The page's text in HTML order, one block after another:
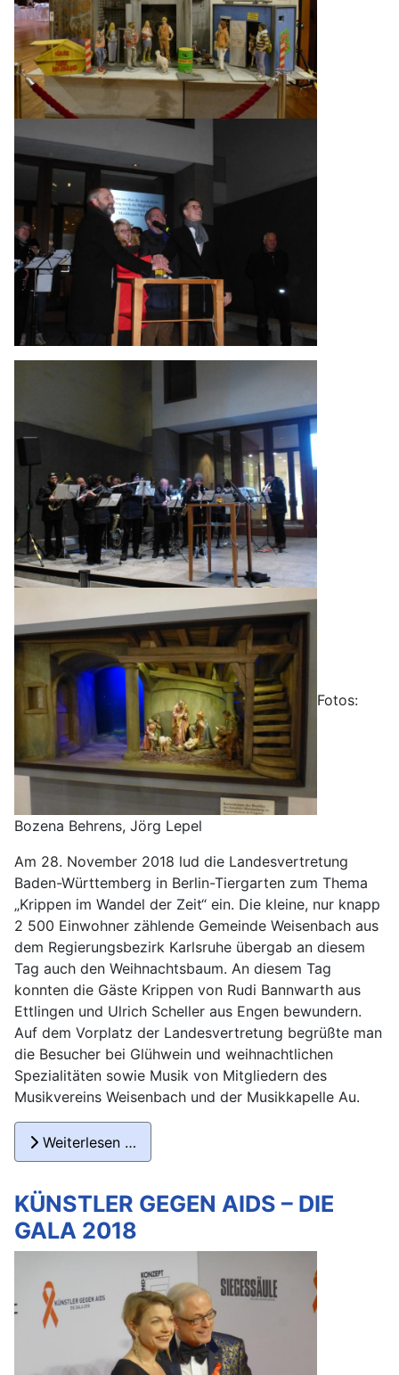
Fotos:
Bozena Behrens, Jörg Lepel
Am 28. November 2018 lud die Landesvertretung
Baden-Württemberg in Berlin-Tiergarten zum Thema
„Krippen im Wandel der Zeit“ ein. Die kleine, nur knapp
2 500 Einwohner zählende Gemeinde Weisenbach aus
dem Regierungsbezirk Karlsruhe übergab an diesem
Tag auch den Weihnachtsbaum. An diesem Tag
konnten die Gäste Krippen von Rudi Bannwarth aus
Ettlingen und Ulrich Scheller aus Engen bewundern.
Auf dem Vorplatz der Landesvertretung begrüßte man
die Besucher bei Glühwein und weihnachtlichen
Spezialitäten sowie Musik von Mitgliedern des
Musikvereins Weisenbach und der Musikkapelle Au.
Weiterlesen …
KÜNSTLER GEGEN AIDS – DIE
GALA 2018